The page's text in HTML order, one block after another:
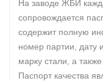
На заводе ЖБИ
сопровождается
содержит полную
номер партии, дату
марку стали, а
Паспорт качества